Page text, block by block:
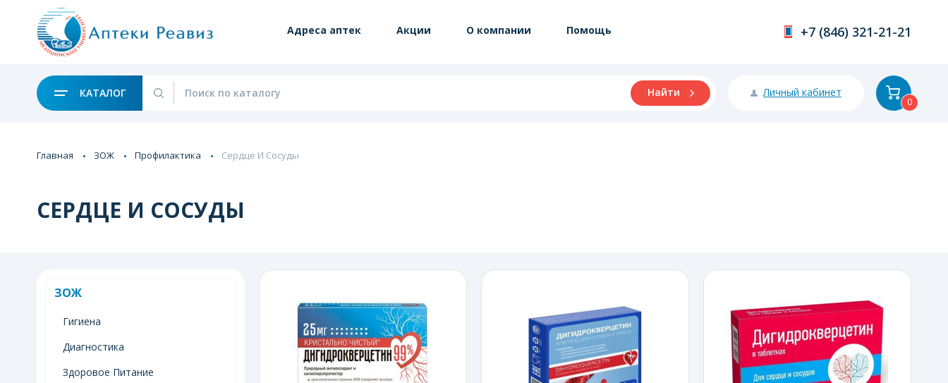
Адреса аптек Акции О компании Помощь +7 (846) 321-21-21
КАТАЛОГ Найти Личный кабинет
0
Главная ЗОЖ Профилактика Сердце И Сосуды
СЕРДЦЕ И СОСУДЫ
ЗОЖ
Гигиена
Диагностика
Здоровое Питание